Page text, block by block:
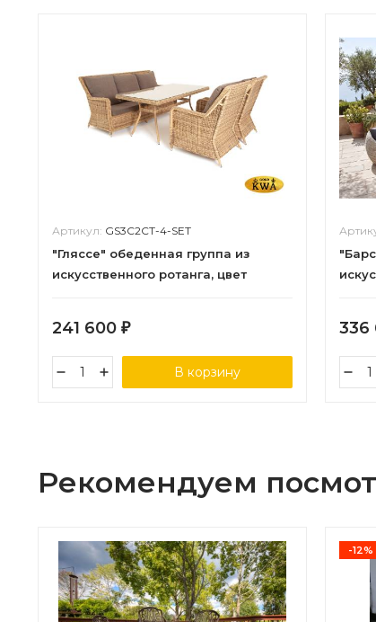
Артикул: GS3C2СT-4-SET
"Гляссе" обеденная группа из
искусственного ротанга, цвет
241 600 ₽
В корзину
336
Рекомендуем
-12%